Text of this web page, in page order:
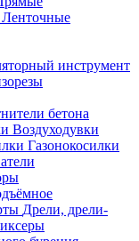
Ленточные
инструмент
бетона
Воздуходувки
Газонокосилки
Дрели, дрели-